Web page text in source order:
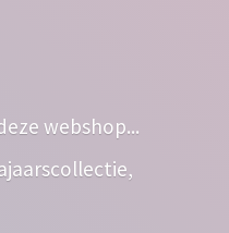
webshop...